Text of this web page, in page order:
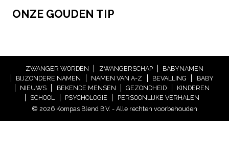
ONZE GOUDEN TIP
ZWANGER WORDEN ZWANGERSCHAP
BABYNAMEN
BIJZONDERE NAMEN
NAMEN VAN A-Z BEVALLING
BABY
NIEUWS
BEKENDE MENSEN GEZONDHEID
KINDEREN
SCHOOL
PSYCHOLOGIE
PERSOONLIJKE VERHALEN
© 2026 Kompas Blend B.V. - Alle rechten voorbehouden